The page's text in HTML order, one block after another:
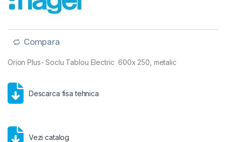
Compara
Orion Plus- Soclu Tablou Electric 600x 250, metalic
Descarca fisa tehnica
Vezi catalog